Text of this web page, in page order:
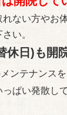
ない方やお
い。
休日)も開
ンテナンス
ぱい発散し